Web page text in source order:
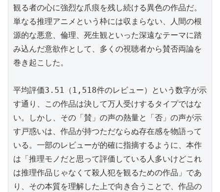
観る者の心に強烈な爪痕を残し続ける異色の作品だ。
単なる推理アニメという枠には収まらない、人間の根
源的な悪意、倫理、死生観といった深遠なテーマに踏
み込んだ意欲作として、多くの視聴者から賛否両論を
巻き起こした。
平均評価3.51（1,518件のレビュー）という数字が示
す通り、この作品は決して万人受けするタイプではな
い。しかし、その「賛」の声の熱量と「否」の声が示
す戸惑いは、作品が持つただならぬ存在感を物語って
いる。一部のレビューが的確に指摘するように、本作
は「推理モノだと思って評価している人多いけどこれ
は推理作品じゃなくて殺人犯を観るための作品」であ
り、その本質を理解した上で向き合うことで、作品の